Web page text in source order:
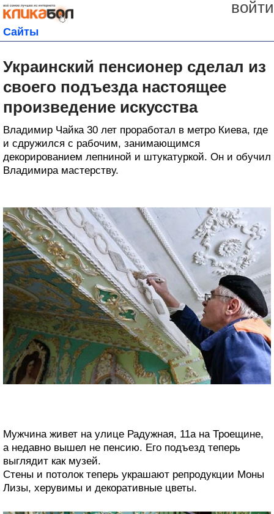
войти
Сайты
Украинский пенсионер сделал из
своего подъезда настоящее
произведение искусства
Владимир Чайка 30 лет проработал в метро Киева, где
и сдружился с рабочим, занимающимся
декорированием лепниной и штукатуркой. Он и обучил
Владимира мастерству.
Мужчина живет на улице Радужная, 11а на Троещине,
а недавно вышел не пенсию. Его подъезд теперь
выглядит как музей.
Стены и потолок теперь украшают репродукции Моны
Лизы, херувимы и декоративные цветы.